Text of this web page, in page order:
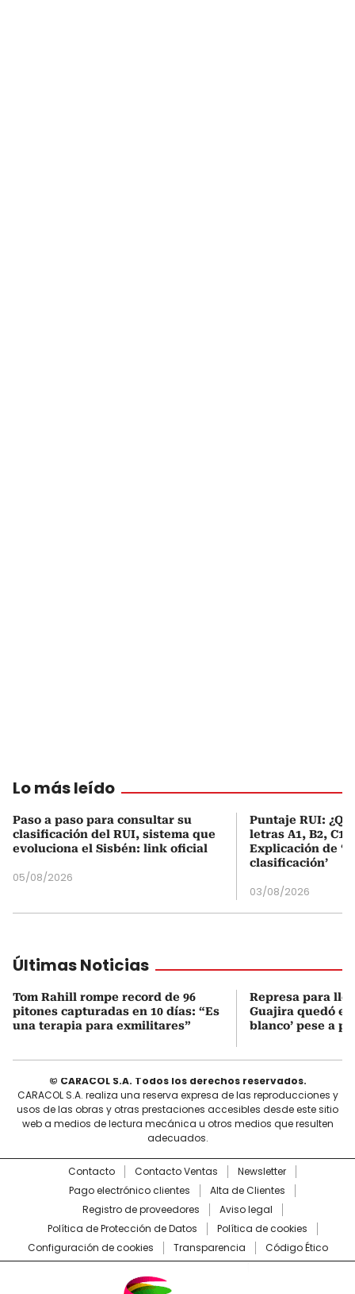
Lo más leído
Paso a paso para consultar su
clasificación del RUI, sistema que
evoluciona el Sisbén: link oficial
05/08/2026
Puntaje RUI:
letras A1, B2, C1
Explicación de
clasificación’
03/08/2026
Últimas Noticias
Tom Rahill rompe record de 96
pitones capturadas en 10 días: “Es
una terapia para exmilitares”
Represa para
Guajira quedó en
blanco’ pese a
© CARACOL S.A. Todos los derechos reservados.
CARACOL S.A. realiza una reserva expresa de las reproducciones y
usos de las obras y otras prestaciones accesibles desde este sitio
web a medios de lectura mecánica u otros medios que resulten
adecuados.
Contacto Contacto Ventas
Newsletter
Pago electrónico clientes
Alta de Clientes
Registro de proveedores
Aviso legal
Política de Protección de Datos
Política de cookies
Configuración de cookies
Transparencia Código Ético